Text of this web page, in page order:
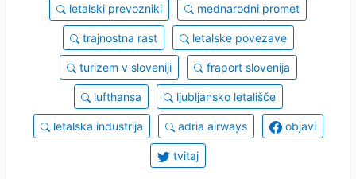
letalski prevozniki mednarodni promet
trajnostna rast letalske povezave
turizem v sloveniji fraport slovenija
lufthansa ljubljansko letališče
letalska industrija adria airways objavi
tvitaj